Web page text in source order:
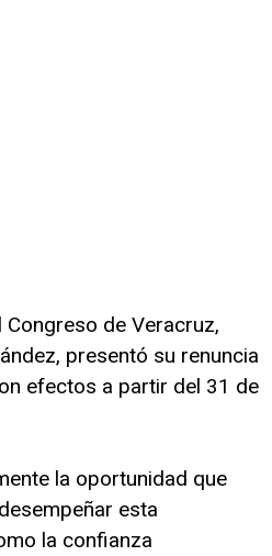
de Veracruz,
presentó su renuncia
efectos a partir del 31 de
la oportunidad que
esta
la confianza